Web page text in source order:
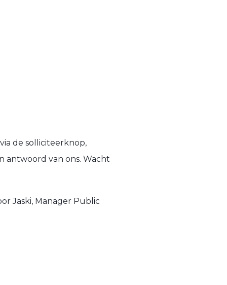
de solliciteerknop,
antwoord van ons. Wacht
Jaski, Manager Public